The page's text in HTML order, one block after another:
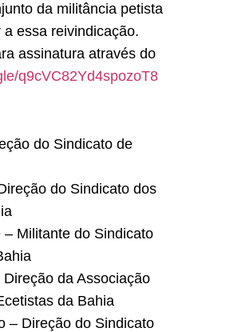
da militância petista
essa reivindicação.
assinatura através do
q9cVC82Yd4spozoT8
do Sindicato de
do Sindicato dos
– Militante do Sindicato
da Associação
da Bahia
– Direção do Sindicato